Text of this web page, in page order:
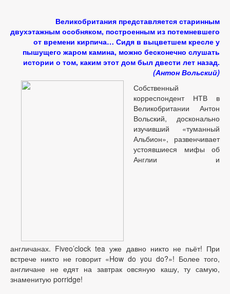
Великобритания представляется старинным
двухэтажным особняком, построенным из потемневшего
от времени кирпича… Сидя в выцветшем кресле у
пышущего жаром камина, можно бесконечно слушать
истории о том, каким этот дом был двести лет назад.
(Антон Вольский)
Собственный
корреспондент НТВ в
Великобритании Антон
Вольский, досконально
изучивший «туманный
Альбион», развенчивает
устоявшиеся мифы об
Англии и
англичанах. Fiveo’clock tea уже давно никто не пьёт! При
встрече никто не говорит «How do you do?»! Более того,
англичане не едят на завтрак овсяную кашу, ту самую,
знаменитую porridge!